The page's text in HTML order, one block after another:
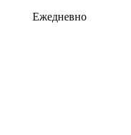
Ежедневно